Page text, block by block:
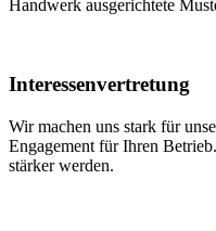
Handwerk ausgerichtete
Interessenvertretung
Wir machen uns stark für
Engagement für Ihren
stärker werden.